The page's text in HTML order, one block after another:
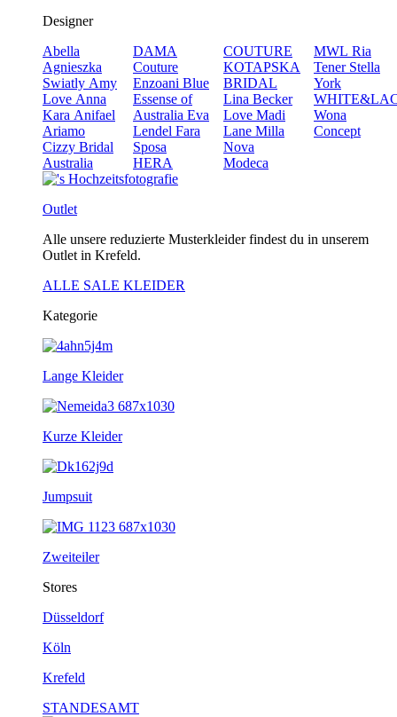
Designer
Abella
Agnieszka
Swiatly Amy
Love Anna
Kara Anifael
Ariamo
Cizzy Bridal
Australia
DAMA
Couture
Enzoani Blue
Essense of
Australia Eva
Lendel Fara
Sposa
HERA
COUTURE
KOTAPSKA
BRIDAL
Lina Becker
Love Madi
Lane Milla
Nova
Modeca
MWL Ria
Tener Stella
York
Wona
Concept
Outlet
Alle unsere reduzierte Musterkleider findest du in unserem
Outlet in Krefeld.
ALLE SALE KLEIDER
Kategorie
Lange Kleider
Kurze Kleider
Jumpsuit
Zweiteiler
Stores
Düsseldorf
Köln
Krefeld
STANDESAMT